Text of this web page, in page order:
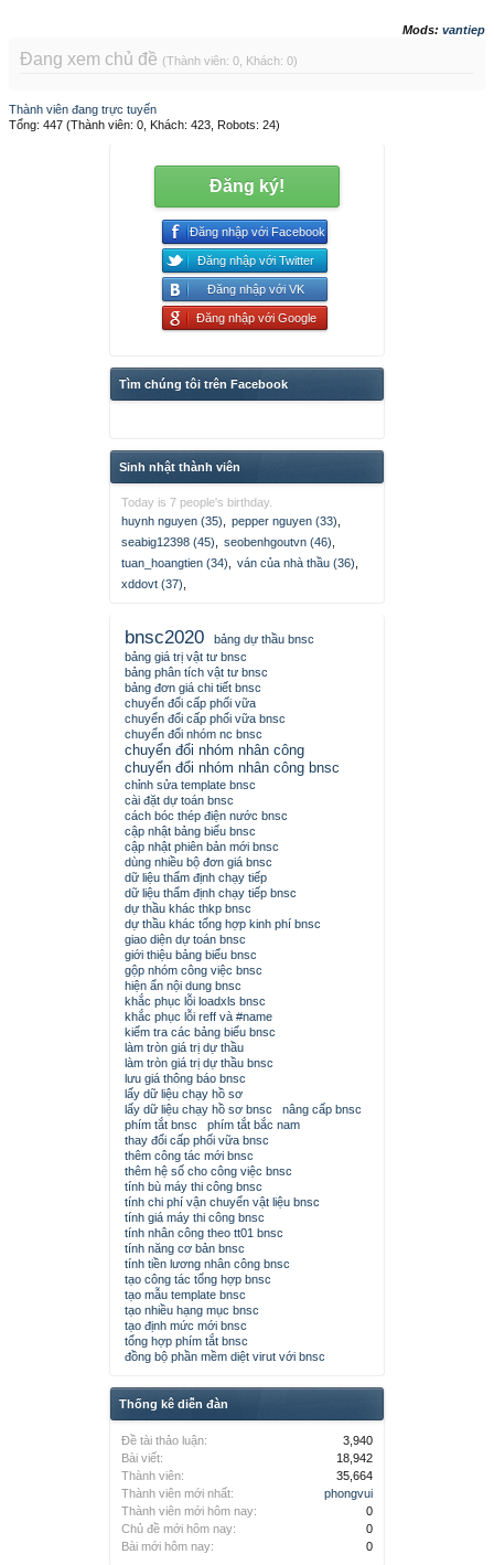
Mods: vantiep
Đang xem chủ đề (Thành viên: 0, Khách: 0)
Thành viên đang trực tuyến
Tổng: 447 (Thành viên: 0, Khách: 423, Robots: 24)
Đăng ký!
Đăng nhập với Facebook
Đăng nhập với Twitter
Đăng nhập với VK
Đăng nhập với Google
Tìm chúng tôi trên Facebook
Sinh nhật thành viên
Today is 7 people's birthday.
huynh nguyen (35)
pepper nguyen (33)
seabig12398 (45)
seobenhgoutvn (46)
tuan_hoangtien (34)
ván của nhà thầu (36)
xddovt (37)
bnsc2020
bảng dự thầu bnsc
bảng giá trị vật tư bnsc
bảng phân tích vật tư bnsc
bảng đơn giá chi tiết bnsc
chuyển đổi cấp phối vữa
chuyển đổi cấp phối vữa bnsc
chuyển đổi nhóm nc bnsc
chuyển đổi nhóm nhân công
chuyển đổi nhóm nhân công bnsc
chỉnh sửa template bnsc
cài đặt dự toán bnsc
cách bóc thép điện nước bnsc
cập nhật bảng biểu bnsc
cập nhật phiên bản mới bnsc
dùng nhiều bộ đơn giá bnsc
dữ liệu thẩm định chạy tiếp
dữ liệu thẩm định chạy tiếp bnsc
dự thầu khác thkp bnsc
dự thầu khác tổng hợp kinh phí bnsc
giao diện dự toán bnsc
giới thiệu bảng biểu bnsc
gộp nhóm công việc bnsc
hiện ẩn nội dung bnsc
khắc phục lỗi loadxls bnsc
khắc phục lỗi reff và #name
kiểm tra các bảng biểu bnsc
làm tròn giá trị dự thầu
làm tròn giá trị dự thầu bnsc
lưu giá thông báo bnsc
lấy dữ liệu chạy hồ sơ
lấy dữ liệu chạy hồ sơ bnsc
nâng cấp bnsc
phím tắt bnsc
phím tắt bắc nam
thay đổi cấp phối vữa bnsc
thêm công tác mới bnsc
thêm hệ số cho công việc bnsc
tính bù máy thi công bnsc
tính chi phí vận chuyển vật liệu bnsc
tính giá máy thi công bnsc
tính nhân công theo tt01 bnsc
tính năng cơ bản bnsc
tính tiền lương nhân công bnsc
tạo công tác tổng hợp bnsc
tạo mẫu template bnsc
tạo nhiều hạng mục bnsc
tạo định mức mới bnsc
tổng hợp phím tắt bnsc
đồng bộ phần mềm diệt virut với bnsc
Thống kê diễn đàn
Đề tài thảo luận:
3,940
Bài viết:
18,942
Thành viên:
35,664
Thành viên mới nhất:
phongvui
Thành viên mới hôm nay:
0
Chủ đề mới hôm nay:
0
Bài mới hôm nay:
0